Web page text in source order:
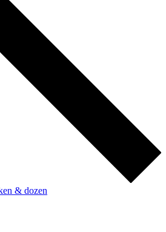
& dozen